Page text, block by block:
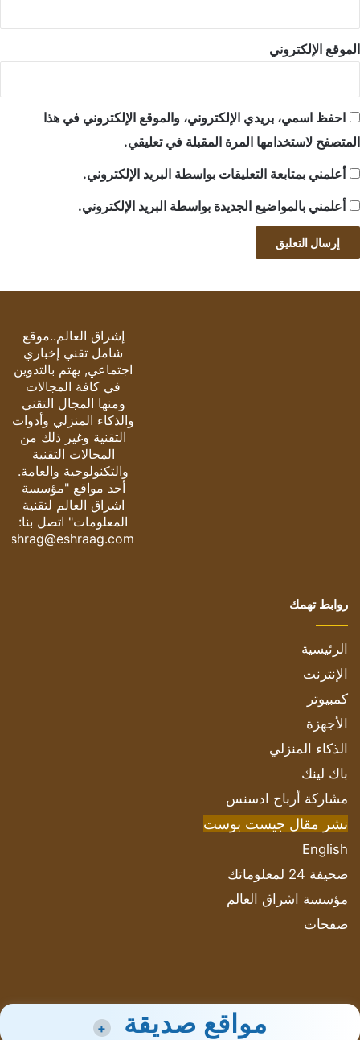
الموقع الإلكتروني
احفظ اسمي، بريدي الإلكتروني، والموقع الإلكتروني في هذا
المتصفح لاستخدامها المرة المقبلة في تعليقي.
أعلمني بمتابعة التعليقات بواسطة البريد الإلكتروني.
أعلمني بالمواضيع الجديدة بواسطة البريد الإلكتروني.
إشراق العالم..موقع
شامل تقني إخباري
اجتماعي, يهتم بالتدوين
في كافة المجالات
ومنها المجال التقني
والذكاء المنزلي وأدوات
التقنية وغير ذلك من
المجالات التقنية
والتكنولوجية والعامة.
أحد مواقع "مؤسسة
اشراق العالم لتقنية
المعلومات" اتصل بنا:
eshrag@eshraag.com
روابط تهمك
الرئيسية
الإنترنت
كمبيوتر
الأجهزة
الذكاء المنزلي
باك لينك
مشاركة أرباح ادسنس
نشر مقال جيست بوست
English
صحيفة 24 لمعلوماتك
مؤسسة اشراق العالم
صفحات
مواقع صديقة +